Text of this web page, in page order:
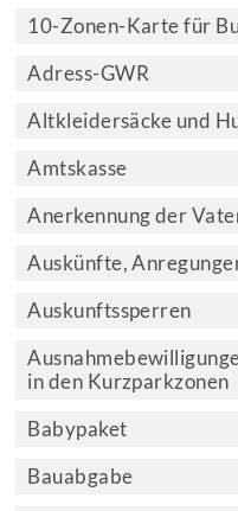
10-Zonen-Karte für
Adress-GWR
Altkleidersäcke und
Amtskasse
Anerkennung der
Auskünfte,
Auskunftssperren
in den Kurzparkzonen
Babypaket
Bauabgabe